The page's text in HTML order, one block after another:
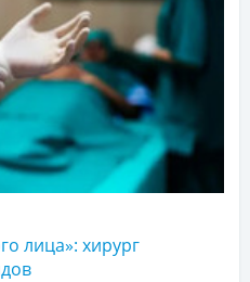
лица»: хирург